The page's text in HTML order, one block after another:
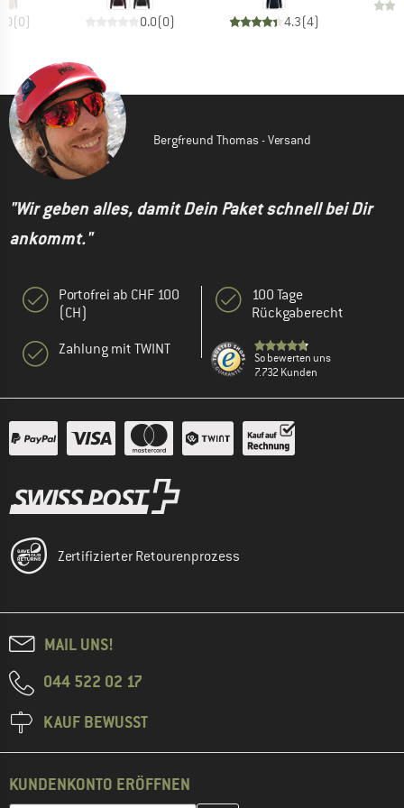
(0) 0.0(0) 4.3(4)
Bergfreund Thomas - Versand
"Wir geben alles, damit Dein Paket schnell bei Dir
ankommt."
Portofrei ab CHF 100
(CH)
Zahlung mit TWINT
100 Tage
Rückgaberecht
So bewerten uns
7.732 Kunden
Zertifizierter Retourenprozess
MAIL UNS!
044 522 02 17
KAUF BEWUSST
KUNDENKONTO ERÖFFNEN